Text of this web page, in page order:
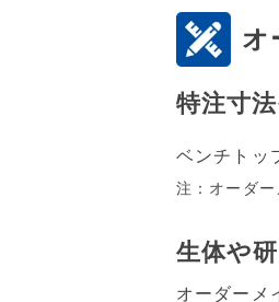
オ
特注寸
ベンチトッ
注：オーダ
生体や
オーダーメ